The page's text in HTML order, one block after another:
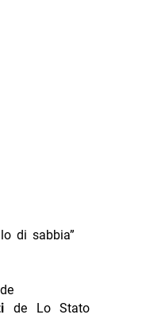
di sabbia”
de Lo Stato